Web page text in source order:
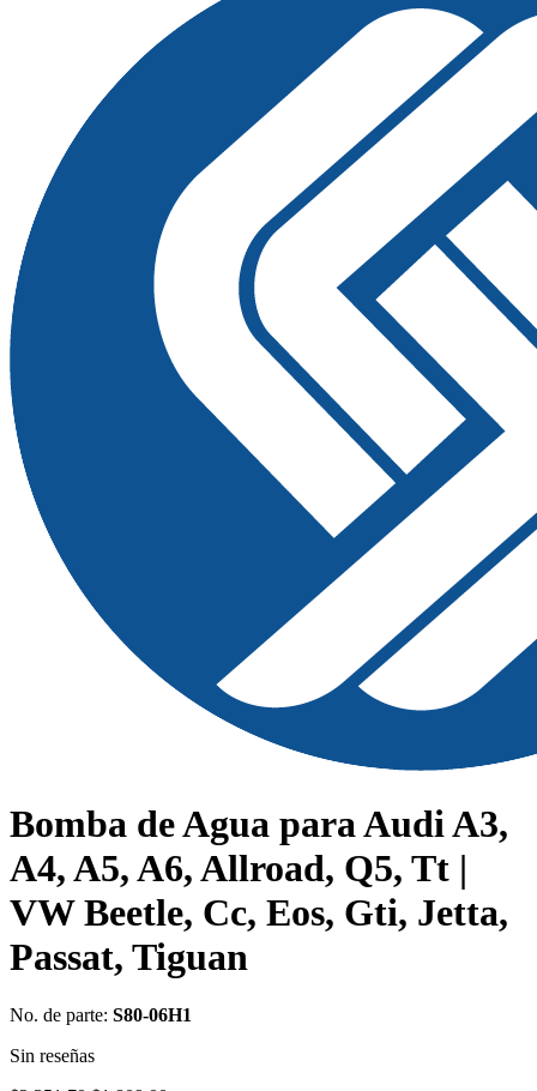
Bomba de Agua para Audi A3,
A4, A5, A6, Allroad, Q5, Tt |
VW Beetle, Cc, Eos, Gti, Jetta,
Passat, Tiguan
No. de parte: S80-06H1
Sin reseñas